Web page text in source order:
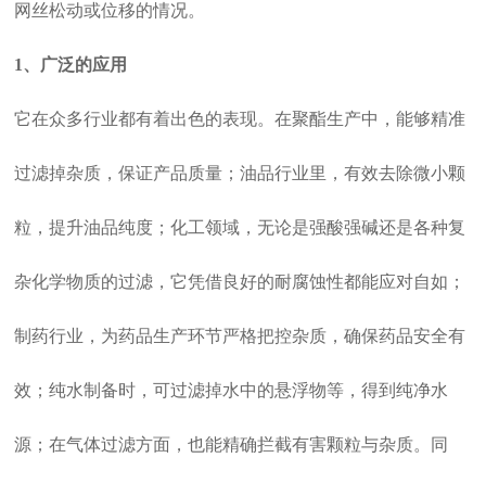
网丝松动或位移的情况。
1、广泛的应用
它在众多行业都有着出色的表现。在聚酯生产中，能够精准
过滤掉杂质，保证产品质量；油品行业里，有效去除微小颗
粒，提升油品纯度；化工领域，无论是强酸强碱还是各种复
杂化学物质的过滤，它凭借良好的耐腐蚀性都能应对自如；
制药行业，为药品生产环节严格把控杂质，确保药品安全有
效；纯水制备时，可过滤掉水中的悬浮物等，得到纯净水
源；在气体过滤方面，也能精确拦截有害颗粒与杂质。同